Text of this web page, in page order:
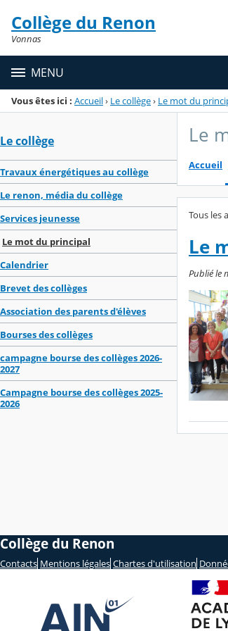
Menu de la rubrique
Contenu
Collège du Renon
Vonnas
MENU
Vous êtes ici : Accueil› Le collège› Le mot du
Le collège
Travaux énergétiques au collège
Le renon, média du collège
Services jeunesse
Le mot du principal
Calendrier
Brevet des collèges
Association des parents d'élèves
Bourses des collèges
campagne bourse des collèges 2026-
2027
Campagne bourse des collèges 2025-
2026
Le
Accueil
Tous les
Le
Publié le
Collège du Renon
Contacts Mentions légales Chartes d'utilisation